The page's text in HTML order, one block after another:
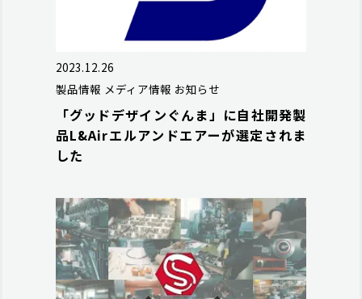
2023.12.26
製品情報 メディア情報 お知らせ
「グッドデザインぐんま」に自社開発製
品L&Airエルアンドエアーが選定されま
した